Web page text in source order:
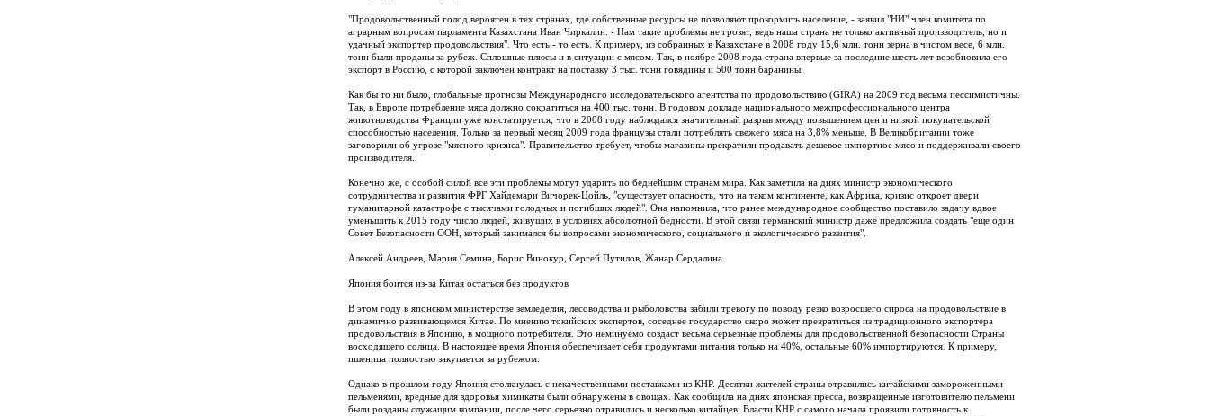
"Продовольственный голод вероятен в тех странах, где собственные ресурсы не позволяют прокормить население, - заявил "НИ" член комитета по
аграрным вопросам парламента Казахстана Иван Чиркалин. - Нам такие проблемы не грозят, ведь наша страна не только активный производитель, но и
удачный экспортер продовольствия". Что есть - то есть. К примеру, из собранных в Казахстане в 2008 году 15,6 млн. тонн зерна в чистом весе, 6 млн.
тонн были проданы за рубеж. Сплошные плюсы и в ситуации с мясом. Так, в ноябре 2008 года страна впервые за последние шесть лет возобновила его
экспорт в Россию, с которой заключен контракт на поставку 3 тыс. тонн говядины и 500 тонн баранины.
Как бы то ни было, глобальные прогнозы Международного исследовательского агентства по продовольствию (GIRA) на 2009 год весьма пессимистичны.
Так, в Европе потребление мяса должно сократиться на 400 тыс. тонн. В годовом докладе национального межпрофессионального центра
животноводства Франции уже констатируется, что в 2008 году наблюдался значительный разрыв между повышением цен и низкой покупательской
способностью населения. Только за первый месяц 2009 года французы стали потреблять свежего мяса на 3,8% меньше. В Великобритании тоже
заговорили об угрозе "мясного кризиса". Правительство требует, чтобы магазины прекратили продавать дешевое импортное мясо и поддерживали своего
производителя.
Конечно же, с особой силой все эти проблемы могут ударить по беднейшим странам мира. Как заметила на днях министр экономического
сотрудничества и развития ФРГ Хайдемари Вичорек-Цойль, "существует опасность, что на таком континенте, как Африка, кризис откроет двери
гуманитарной катастрофе с тысячами голодных и погибших людей". Она напомнила, что ранее международное сообщество поставило задачу вдвое
уменьшить к 2015 году число людей, живущих в условиях абсолютной бедности. В этой связи германский министр даже предложила создать "еще один
Совет Безопасности ООН, который занимался бы вопросами экономического, социального и экологического развития".
Алексей Андреев, Мария Семина, Борис Винокур, Сергей Путилов, Жанар Сердалина
Япония боится из-за Китая остаться без продуктов
В этом году в японском министерстве земледелия, лесоводства и рыболовства забили тревогу по поводу резко возросшего спроса на продовольствие в
динамично развивающемся Китае. По мнению токийских экспертов, соседнее государство скоро может превратиться из традиционного экспортера
продовольствия в Японию, в мощного потребителя. Это неминуемо создаст весьма серьезные проблемы для продовольственной безопасности Страны
восходящего солнца. В настоящее время Япония обеспечивает себя продуктами питания только на 40%, остальные 60% импортируются. К примеру,
пшеница полностью закупается за рубежом.
Однако в прошлом году Япония столкнулась с некачественными поставками из КНР. Десятки жителей страны отравились китайскими замороженными
пельменями, вредные для здоровья химикаты были обнаружены в овощах. Как сообщила на днях японская пресса, возвращенные изготовителю пельмени
были розданы служащим компании, после чего серьезно отравились и несколько китайцев. Власти КНР с самого начала проявили готовность к